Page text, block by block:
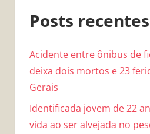
Posts recentes
Acidente entre ônibus de
deixa dois mortos e 23
Gerais
Identificada jovem de 22
vida ao ser alvejada no